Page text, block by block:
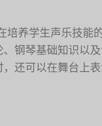
培养学生声乐技能
钢琴基础知识以
还可以在舞台上